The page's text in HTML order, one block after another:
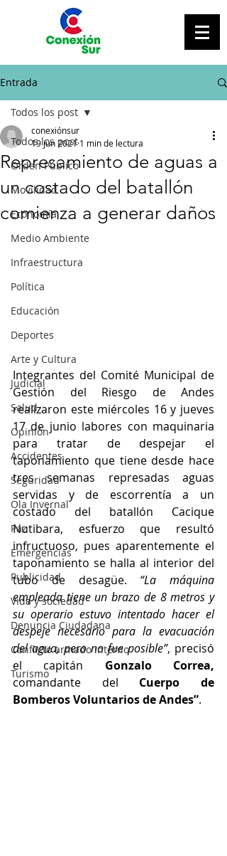
Entrada
Todos los post
Orden Público
Movilidad
Economía
Medio Ambiente
Infraestructura
Política
Educación
Deportes
Arte y Cultura
Judicial
Salud
Opinión
Accidentes
Seguridad
Ola Invernal
Paz
Emergencias
Publicidad
Vida y sociedad
Denuncia Ciudadana
Conflicto armado interno
Turismo
Todos los post
Represamiento de aguas a
un costado del batallón
comienza a generar daños
conexiónsur
19 jun 2021 1 min de lectura
Integrantes del Comité Municipal de
Gestión del Riesgo de Andes
realizaron este miércoles 16 y jueves
17 de junio labores con maquinaria
para tratar de despejar el
taponamiento que tiene desde hace
tres semanas represadas aguas
servidas y de escorrentía a un
costado del batallón Cacique
Nutibara, esfuerzo que resultó
infructuoso, pues aparentemente el
taponamiento se halla al interior del
tubo de desagüe. “La máquina
empleada tiene un brazo de 8 metros y
su operario estuvo intentado hacer el
despeje necesario para la evacuación
del agua, pero no fue posible”, precisó
el capitán
comandante del Cuerpo de
Bomberos Voluntarios de Andes”.